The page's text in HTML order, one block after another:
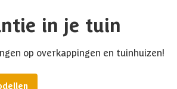
in je tuin
op overkappingen en tuinhuizen!